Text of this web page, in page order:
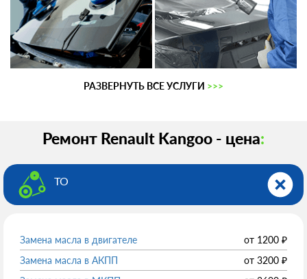
РАЗВЕРНУТЬ ВСЕ УСЛУГИ >>>
Ремонт Renault Kangoo - цена:
ТО
Замена масла в двигателе от 1200 ₽
Замена масла в АКПП
от 3200 ₽